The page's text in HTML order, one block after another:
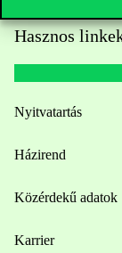
Hasznos
Nyitvatartás
Házirend
Közérdekű adatok
Karrier